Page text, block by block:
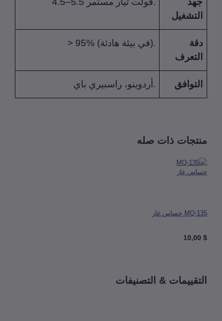
أردوينو، راسبيري باي.
ذات صله
& التصنيفات